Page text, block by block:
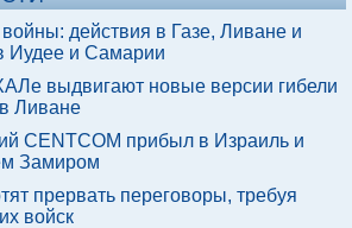
действия в Газе, Ливане и
Иудее и Самарии
выдвигают новые версии гибели
Ливане
CENTCOM прибыл в Израиль и
Замиром
прервать переговоры, требуя
войск